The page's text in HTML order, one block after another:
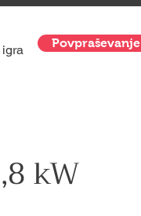
Povpraševanje
kW